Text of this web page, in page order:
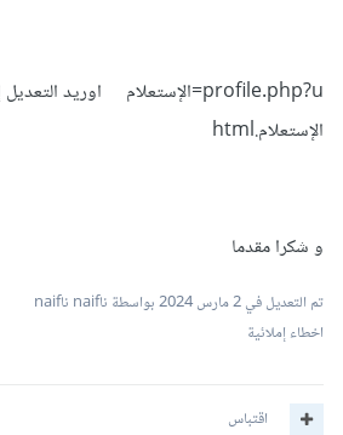
الإستعلام.html
و شكرا مقدما
تم التعديل في2 مارس 2024
بواسطة ناnaif ناnaif
اخطاء إملائية
اقتباس